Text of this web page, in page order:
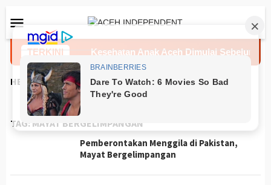
ke
kontenMobile
TERKINI
Jernih Kesehatan Anak Aceh Dimulai Sebelum
HEADLINES
TAG: MAYAT BERGELIMPANGAN
Pemberontakan Menggila di Pakistan,
Mayat Bergelimpangan